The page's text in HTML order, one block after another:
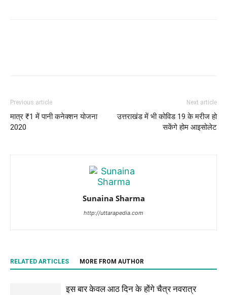
Previous article
मात्र ₹1 में पानी कनेक्शन योजना
2020
Next article
उत्तराखंड में भी कोविड 19 के मरीज हो
सकेंगे होम आइसोलेट
Sunaina Sharma
http://uttarapedia.com
RELATED ARTICLES MORE FROM AUTHOR
इस बार केवल आठ दिन के होंगे चैत्र नवरात्र